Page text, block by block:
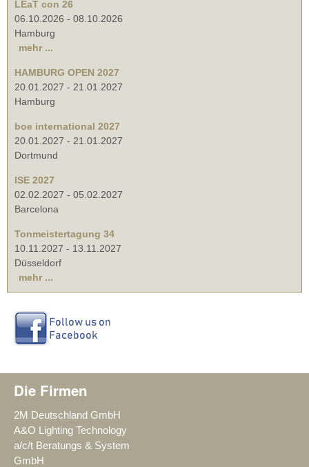
LEaT con 26
06.10.2026 - 08.10.2026
Hamburg
mehr ...
HAMBURG OPEN 2027
20.01.2027 - 21.01.2027
Hamburg
boe international 2027
20.01.2027 - 21.01.2027
Dortmund
ISE 2027
02.02.2027 - 05.02.2027
Barcelona
Tonmeistertagung 34
10.11.2027 - 13.11.2027
Düsseldorf
mehr ...
Die Firmen
2M Deutschland GmbH
A&O Lighting Technology
a/c/t Beratungs & System
GmbH